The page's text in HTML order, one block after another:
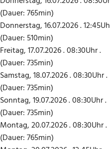
(Dauer: 765min)
Donnerstag, 16.07.2026 .
(Dauer: 510min)
Freitag, 17.07.2026 . 08:30Uhr .
(Dauer: 735min)
Samstag, 18.07.2026 . 08:30Uhr .
(Dauer: 735min)
Sonntag, 19.07.2026 . 08:30Uhr .
(Dauer: 735min)
Montag, 20.07.2026 . 08:30Uhr .
(Dauer: 765min)